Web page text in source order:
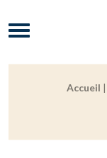
Menu
Fil d'Ariane :Accueil |